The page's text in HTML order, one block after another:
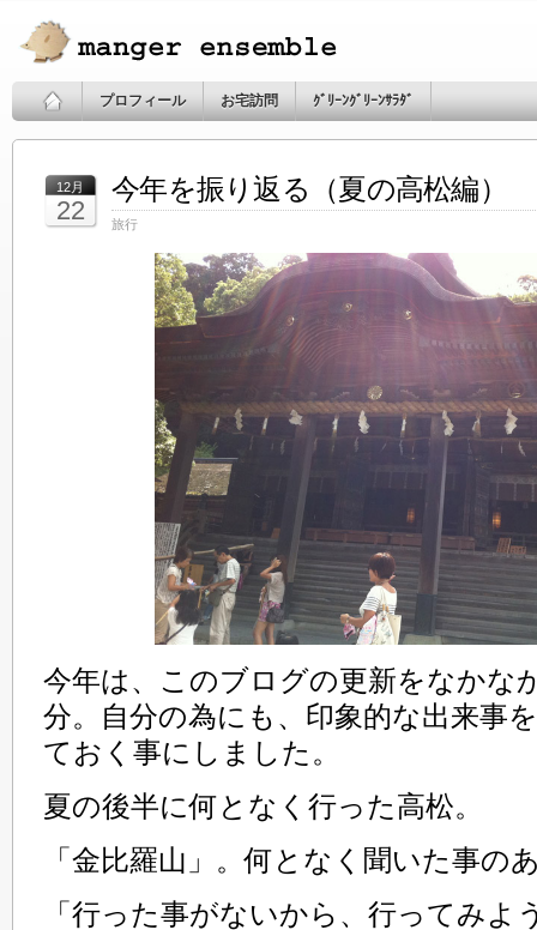
プロフィール お宅訪問 ｸﾞﾘｰﾝｸﾞﾘｰﾝｻﾗﾀﾞ
12月
22
今年を振り返る（夏の高松編）
旅行
今年は、このブログの更新をなかな
分。自分の為にも、印象的な出来事
ておく事にしました。
夏の後半に何となく行った高松。
「金比羅山」。何となく聞いた事の
「行った事がないから、行ってみよ